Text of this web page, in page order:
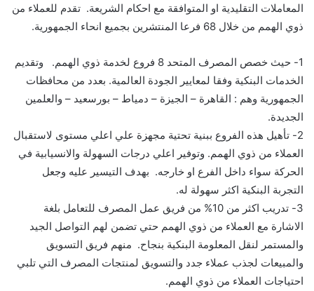
المعاملات التقليدية او المتوافقة مع احكام الشريعة. تقدم للعملاء من
ذوي الهمم من خلال 68 فرع ا المنتشرين بجميع انحاء الجمهورية.
1- حيث خصص المصرف المتحد .
وتقديم
الخدمات البنكية وفقا لمعايير الجودة العالمية. بعدد من محافظات
الجمهورية وهم : القاهرة – الجيزة – دمياط – بورسعيد – والعلمين
الجديدة.
2-
تأهيل هذه الفروع ببنية تحتية مجهزة علي اعلي مستوى لاستقبال
العملاء من ذوي الهمم. وتوفير اعلي درجات السهولة والانسيابية في
الحركة سواء داخل الفرع او خارجه. بهدف التيسير عليه وجعل
التجربة البنكية اكثر سهولة له.
3-
تدريب اكثر من 10% من فريق عمل المصرف للتعامل بلغة
الاشارة مع العملاء من ذوي الهمم حتي تضمن لهم التواصل الجيد
والمستمر لنقل المعلومة البنكية بنجاح. منهم فريق التسويق
والمبيعات لجذب عملاء جدد والتسويق لمنتجات المصرف التي تلبي
احتياجات العملاء من ذوي الهمم.